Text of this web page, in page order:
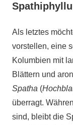
Als letztes
vorstellen, eine
Kolumbien mit
Blättern und
Spatha (
überragt.
sind, bleibt die